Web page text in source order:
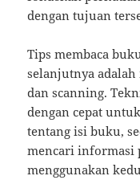
dengan tujuan
Tips membaca
selanjutnya
dan scanning.
dengan cepat
tentang isi buku,
mencari informasi
menggunakan